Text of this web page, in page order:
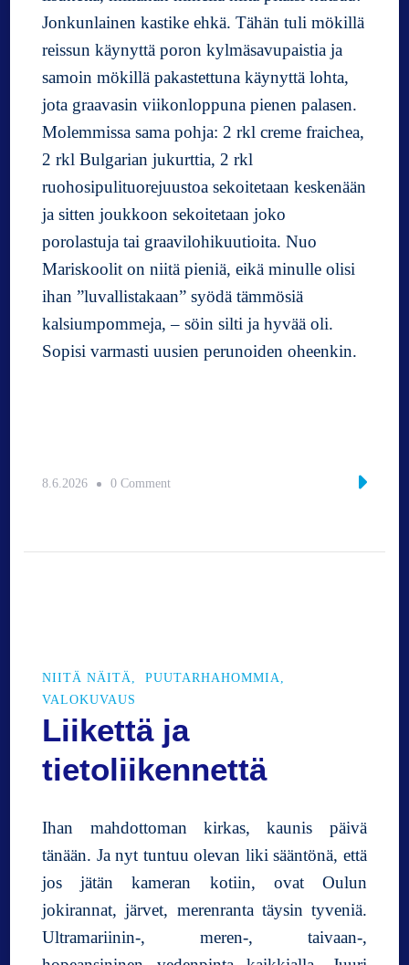
Jonkunlainen kastike ehkä. Tähän tuli mökillä
reissun käynyttä poron kylmäsavupaistia ja
samoin mökillä pakastettuna käynyttä lohta,
jota graavasin viikonloppuna pienen palasen.
Molemmissa sama pohja: 2 rkl creme fraichea,
2 rkl Bulgarian jukurttia, 2 rkl
ruohosipulituorejuustoa sekoitetaan keskenään
ja sitten joukkoon sekoitetaan joko
porolastuja tai graavilohikuutioita. Nuo
Mariskoolit on niitä pieniä, eikä minulle olisi
ihan ”luvallistakaan” syödä tämmösiä
kalsiumpommeja, – söin silti ja hyvää oli.
Sopisi varmasti uusien perunoiden oheenkin.
8.6.2026 0 Commento
v
💚
NIITÄ NÄITÄ
PUUTARHAHOMMIA
VALOKUVAUS
Liikettä ja
tietoliikennettä
Ihan mahdottoman kirkas, kaunis päivä
tänään. Ja nyt tuntuu olevan liki sääntönä, että
jos jätän kameran kotiin, ovat Oulun
jokirannat, järvet, merenranta täysin tyveniä.
Ultramariinin-, meren-, taivaan-,